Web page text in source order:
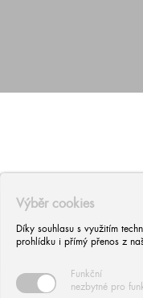
Výběr cookies
Díky souhlasu s využitím
prohlídku i přímý přenos z
Funkční
nezbytné pro